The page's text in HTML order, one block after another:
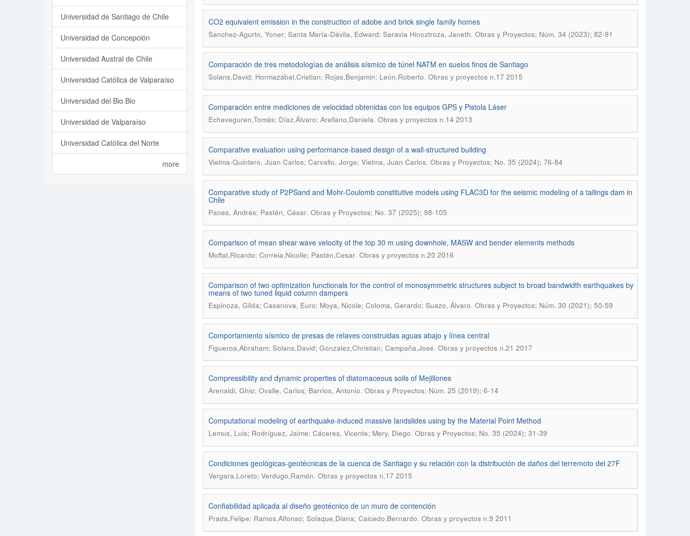
CO2 equivalent emission in the construction of adobe and brick single family homes
Sanchez-Agurto, Yoner; Santa María-Dávila, Edward; Saravia Hinoztroza, Janeth. Obras y Proyectos; Núm. 34 (2023); 82-91
Comparación de tres metodologías de análisis sísmico de túnel NATM en suelos finos de Santiago
Solans,David; Hormazábal,Cristian; Rojas,Benjamin; León,Roberto. Obras y proyectos n.17 2015
Comparación entre mediciones de velocidad obtenidas con los equipos GPS y Pistola Láser
Echaveguren,Tomás; Díaz,Álvaro; Arellano,Daniela. Obras y proyectos n.14 2013
Comparative evaluation using performance-based design of a wall-structured building
Vielma-Quintero, Juan Carlos; Carvallo, Jorge; Vielma, Juan Carlos. Obras y Proyectos; No. 35 (2024); 76-84
Comparative study of P2PSand and Mohr-Coulomb constitutive models using FLAC3D for the seismic modeling of a tailings dam in
Chile
Panes, Andrés; Pastén, César. Obras y Proyectos; No. 37 (2025); 98-105
Comparison of mean shear wave velocity of the top 30 m using downhole, MASW and bender elements methods
Moffat,Ricardo; Correia,Nicolle; Pastén,Cesar. Obras y proyectos n.20 2016
Comparison of two optimization functionals for the control of monosymmetric structures subject to broad bandwidth earthquakes by
means of two tuned liquid column dampers
Espinoza, Gilda; Casanova, Euro; Moya, Nicole; Coloma, Gerardo; Suazo, Álvaro. Obras y Proyectos; Núm. 30 (2021); 50-59
Comportamiento sísmico de presas de relaves construidas aguas abajo y línea central
Figueroa,Abraham; Solans,David; Gonzalez,Christian; Campaña,José. Obras y proyectos n.21 2017
Compressibility and dynamic properties of diatomaceous soils of Mejillones
Arenaldi, Ghio; Ovalle, Carlos; Barrios, Antonio. Obras y Proyectos; Núm. 25 (2019); 6-14
Computational modeling of earthquake-induced massive landslides using by the Material Point Method
Lemus, Luis; Rodríguez, Jaime; Cáceres, Vicente; Mery, Diego. Obras y Proyectos; No. 35 (2024); 31-39
Condiciones geológicas-geotécnicas de la cuenca de Santiago y su relación con la distribución de daños del terremoto del 27F
Vergara,Loreto; Verdugo,Ramón. Obras y proyectos n.17 2015
Confiabilidad aplicada al diseño geotécnico de un muro de contención
Prada,Felipe; Ramos,Alfonso; Solaque,Diana; Caicedo,Bernardo. Obras y proyectos n.9 2011
Universidad de Santiago de Chile
Universidad de Concepción
Universidad Austral de Chile
Universidad Católica de Valparaíso
Universidad del Bio Bio
Universidad de Valparaíso
Universidad Católica del Norte
more